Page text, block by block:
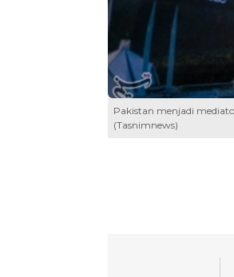
Pakistan menjadi
(Tasnimnews)